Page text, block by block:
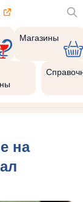
Магазины
на